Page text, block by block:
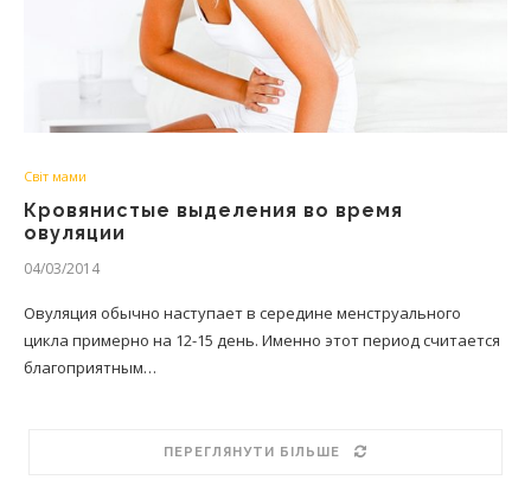
Світ мами
Кровянистые выделения во время
овуляции
04/03/2014
Овуляция обычно наступает в середине менструального
цикла примерно на 12-15 день. Именно этот период считается
благоприятным…
ПЕРЕГЛЯНУТИ БІЛЬШЕ